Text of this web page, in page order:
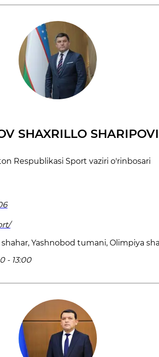
SHAXRILLO
Respublikasi Sport vaziri o'rinbosari
Yashnobod tumani, Olimpiya
- 13:00